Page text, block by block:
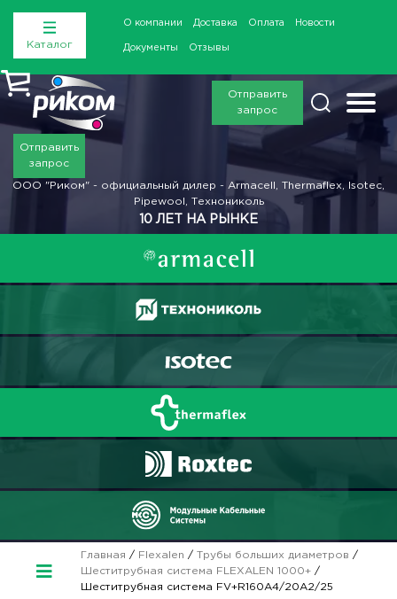
Каталог
О компании Доставка Оплата Новости
Документы Отзывы
Отправить
запрос
Отправить
запрос
ООО "Риком" - официальный дилер - Armacell, Thermaflex, Isotec,
Pipewool, Технониколь
10 ЛЕТ НА РЫНКЕ
Главная / Flexalen / Трубы больших диаметров /
Шеститрубная система FLEXALEN 1000+/
Шеститрубная система FV+R160A4/20A2/25